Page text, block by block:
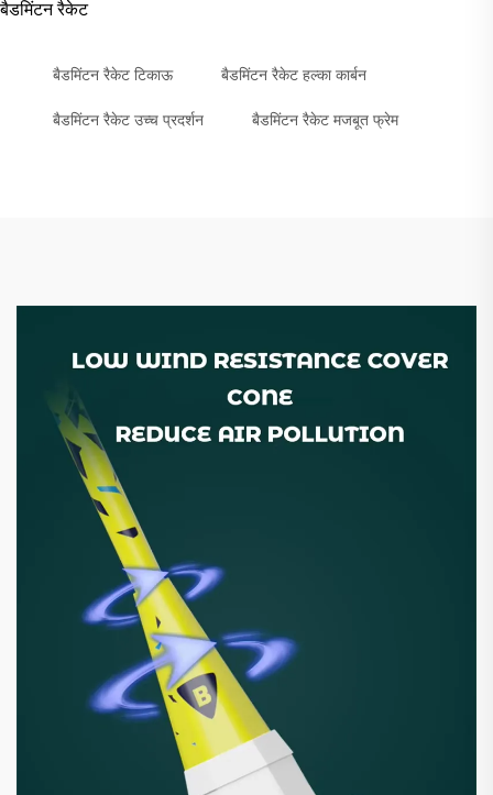
बैडमिंटन रैकेट
बैडमिंटन रैकेट टिकाऊ बैडमिंटन रैकेट हल्का कार्बन
बैडमिंटन रैकेट उच्च प्रदर्शन बैडमिंटन रैकेट मजबूत फ्रेम